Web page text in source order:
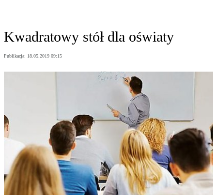
Kwadratowy stół dla oświaty
Publikacja: 18.05.2019 09:15